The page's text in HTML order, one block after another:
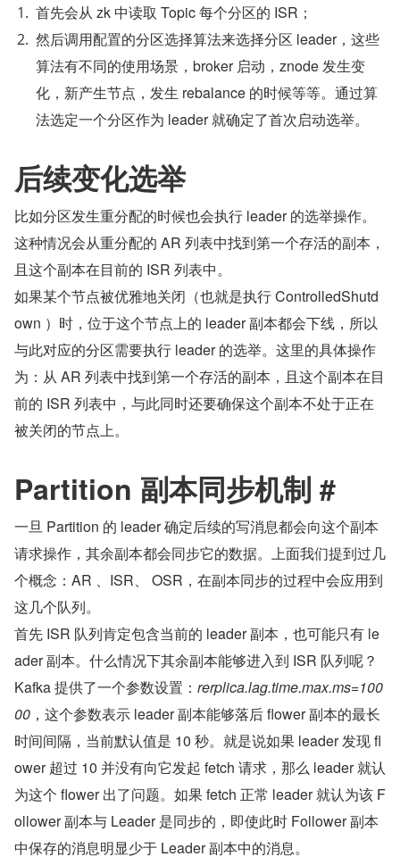
首先会从 zk 中读取 Topic 每个分区的 ISR；
然后调用配置的分区选择算法来选择分区 leader，这些
算法有不同的使用场景，broker 启动，znode 发生变
化，新产生节点，发生 rebalance 的时候等等。通过算
法选定一个分区作为 leader 就确定了首次启动选举。
后续变化选举
比如分区发生重分配的时候也会执行 leader 的选举操作。
这种情况会从重分配的 AR 列表中找到第一个存活的副本，
且这个副本在目前的 ISR 列表中。
如果某个节点被优雅地关闭（也就是执行 ControlledShutd
own ）时，位于这个节点上的 leader 副本都会下线，所以
与此对应的分区需要执行 leader 的选举。这里的具体操作
为：从 AR 列表中找到第一个存活的副本，且这个副本在目
前的 ISR 列表中，与此同时还要确保这个副本不处于正在
被关闭的节点上。
Partition 副本同步机制 #
一旦 Partition 的 leader 确定后续的写消息都会向这个副本
请求操作，其余副本都会同步它的数据。上面我们提到过几
个概念：AR 、ISR、 OSR，在副本同步的过程中会应用到
这几个队列。
首先 ISR 队列肯定包含当前的 leader 副本，也可能只有 le
ader 副本。什么情况下其余副本能够进入到 ISR 队列呢？
Kafka 提供了一个参数设置： rerplica.lag.time.max.ms=100
00 ，这个参数表示 leader 副本能够落后 flower 副本的最长
时间间隔，当前默认值是 10 秒。就是说如果 leader 发现 fl
ower 超过 10 并没有向它发起 fetch 请求，那么 leader 就认
为这个 flower 出了问题。如果 fetch 正常 leader 就认为该 F
ollower 副本与 Leader 是同步的，即使此时 Follower 副本
中保存的消息明显少于 Leader 副本中的消息。